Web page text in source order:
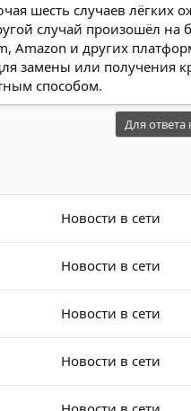
шесть случаев лёгких
случай произошёл на
Amazon и других
замены или получения
способом.
Для ответа
Новости в сети
Новости в сети
Новости в сети
Новости в сети